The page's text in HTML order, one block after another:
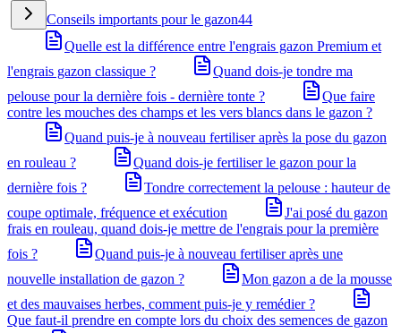
Conseils importants pour le gazon44
Quelle est la différence entre l'engrais gazon Premium et
l'engrais gazon classique ?
Quand dois-je tondre ma
pelouse pour la dernière fois - dernière tonte ?
Que faire
contre les mouches des champs et les vers blancs dans le gazon ?
Quand puis-je à nouveau fertiliser après la pose du gazon
en rouleau ?
Quand dois-je fertiliser le gazon pour la
dernière fois ?
Tondre correctement la pelouse : hauteur de
coupe optimale, fréquence et exécution
J'ai posé du gazon
frais en rouleau, quand dois-je mettre de l'engrais pour la première
fois ?
Quand puis-je à nouveau fertiliser après une
nouvelle installation de gazon ?
Mon gazon a de la mousse
et des mauvaises herbes, comment puis-je y remédier ?
Que faut-il prendre en compte lors du choix des semences de gazon